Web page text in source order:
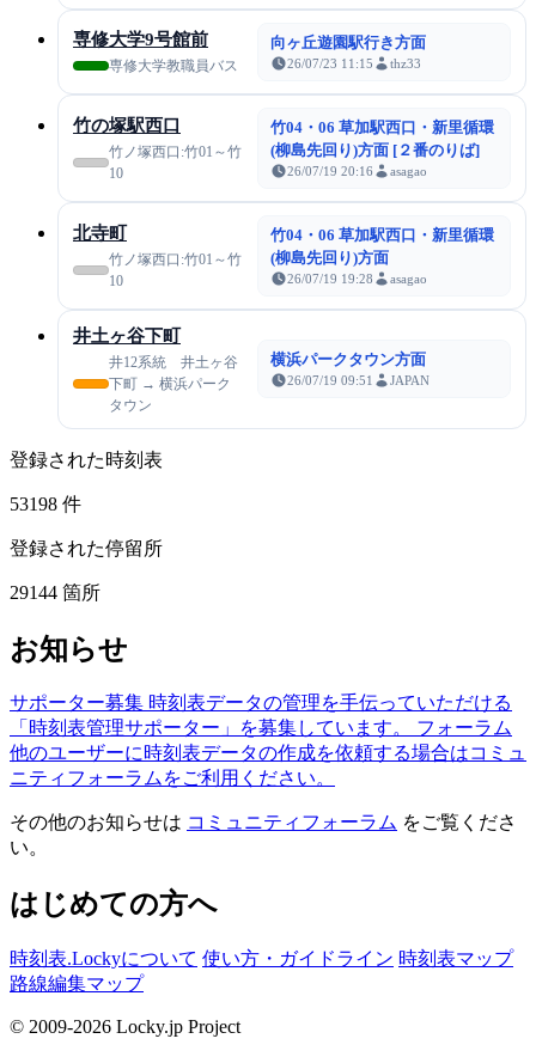
専修大学9号館前
専修大学教職員バス
向ヶ丘遊園駅行き方面
26/07/23 11:15 thz33
竹の塚駅西口
竹ノ塚西口:竹01～竹
10
竹04・06 草加駅西口・新里循環
(柳島先回り)方面 [２番のりば]
26/07/19 20:16 asagao
北寺町
竹ノ塚西口:竹01～竹
10
竹04・06 草加駅西口・新里循環
(柳島先回り)方面
26/07/19 19:28 asagao
井土ヶ谷下町
井12系統 井土ヶ谷
下町 → 横浜パーク
タウン
横浜パークタウン方面
26/07/19 09:51 JAPAN
登録された時刻表
53198 件
登録された停留所
29144 箇所
お知らせ
サポーター募集 時刻表データの管理を手伝っていただける
「時刻表管理サポーター」を募集しています。
フォーラム
他のユーザーに時刻表データの作成を依頼する場合はコミュ
ニティフォーラムをご利用ください。
その他のお知らせは コミュニティフォーラム をご覧くださ
い。
はじめての方へ
時刻表.Lockyについて 使い方・ガイドライン 時刻表マップ
路線編集マップ
© 2009-2026 Locky.jp Project